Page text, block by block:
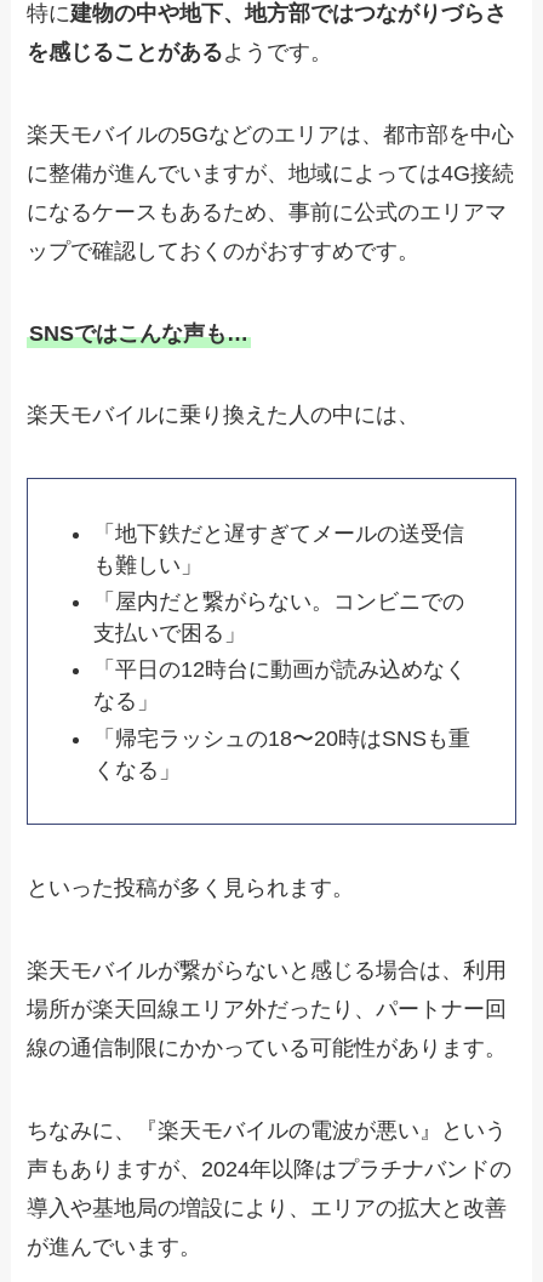
特に建物の中や地下、地方部ではつながりづらさ
を感じることがあるようです。
楽天モバイルの5Gなどのエリアは、都市部を中心
に整備が進んでいますが、地域によっては4G接続
になるケースもあるため、事前に公式のエリアマ
ップで確認しておくのがおすすめです。
SNSではこんな声も…
楽天モバイルに乗り換えた人の中には、
「地下鉄だと遅すぎてメールの送受信
も難しい」
「屋内だと繋がらない。コンビニでの
支払いで困る」
「平日の12時台に動画が読み込めなく
なる」
「帰宅ラッシュの18〜20時はSNSも重
くなる」
といった投稿が多く見られます。
楽天モバイルが繋がらないと感じる場合は、利用
場所が楽天回線エリア外だったり、パートナー回
線の通信制限にかかっている可能性があります。
ちなみに、『楽天モバイルの電波が悪い』という
声もありますが、2024年以降はプラチナバンドの
導入や基地局の増設により、エリアの拡大と改善
が進んでいます。